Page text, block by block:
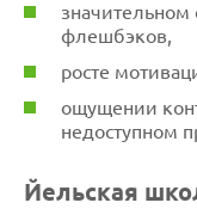
значительном
флешбэков,
росте
ощущении
недоступном
Йельская